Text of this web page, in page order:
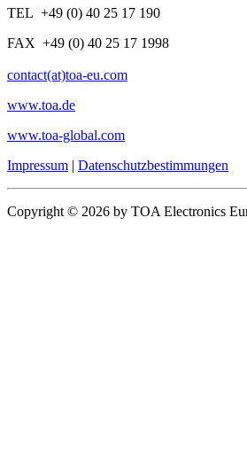
TEL +49 (0) 40 25 17 190
FAX +49 (0) 40 25 17 1998
contact(at)toa-eu.com
www.toa.de
www.toa-global.com
Impressum | Datenschutzbestimmungen
Copyright © 2026 by TOA Electronics